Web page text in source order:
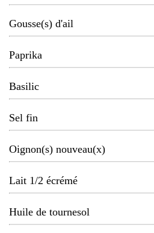
Gousse(s) d'ail
Paprika
Basilic
Sel fin
Oignon(s) nouveau(x)
Lait 1/2 écrémé
Huile de tournesol